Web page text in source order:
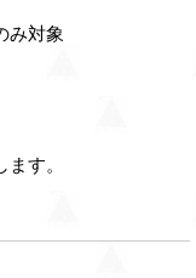
み対象
す。